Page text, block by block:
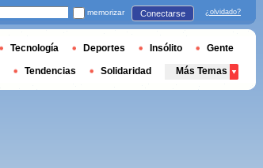
memorizar Conectarse ¿olvidado?
Tecnología Deportes Insólito Gente
Tendencias Solidaridad Más Temas